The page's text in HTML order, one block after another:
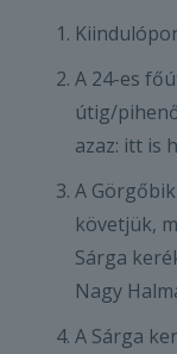
A 24-es
útig/
azaz: itt is
A
követjük,
Sárga
Nagy
A Sárga